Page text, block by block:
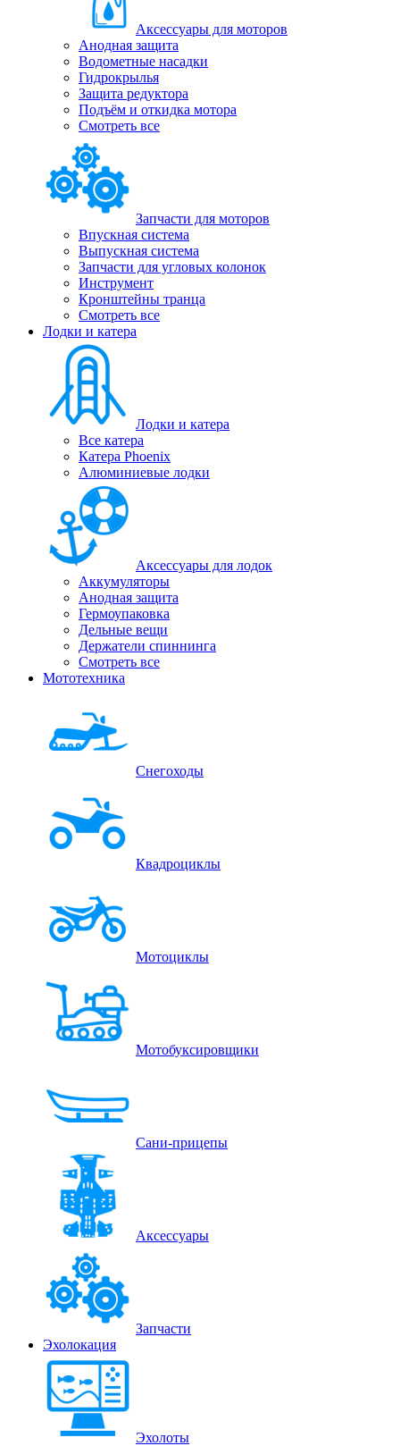
Аксессуары для моторов
Анодная защита
Водометные насадки
Гидрокрылья
Защита редуктора
Подъём и откидка мотора
Смотреть все
Запчасти для моторов
Впускная система
Выпускная система
Запчасти для угловых колонок
Инструмент
Кронштейны транца
Смотреть все
Лодки и катера
Лодки и катера
Все катера
Катера Phoenix
Алюминиевые лодки
Аксессуары для лодок
Аккумуляторы
Анодная защита
Гермоупаковка
Дельные вещи
Держатели спиннинга
Смотреть все
Мототехника
Снегоходы
Квадроциклы
Мотоциклы
Мотобуксировщики
Сани-прицепы
Аксессуары
Запчасти
Эхолокация
Эхолоты